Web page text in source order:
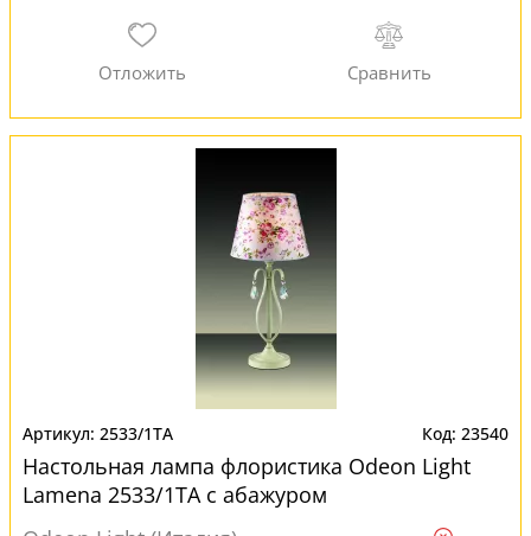
2533/1TA 23540
Настольная лампа флористика Odeon Light
Lamena 2533/1TA с абажуром